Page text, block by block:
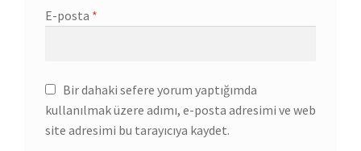
E-posta *
Bir dahaki sefere yorum yaptığımda
kullanılmak üzere adımı, e-posta adresimi ve web
site adresimi bu tarayıcıya kaydet.